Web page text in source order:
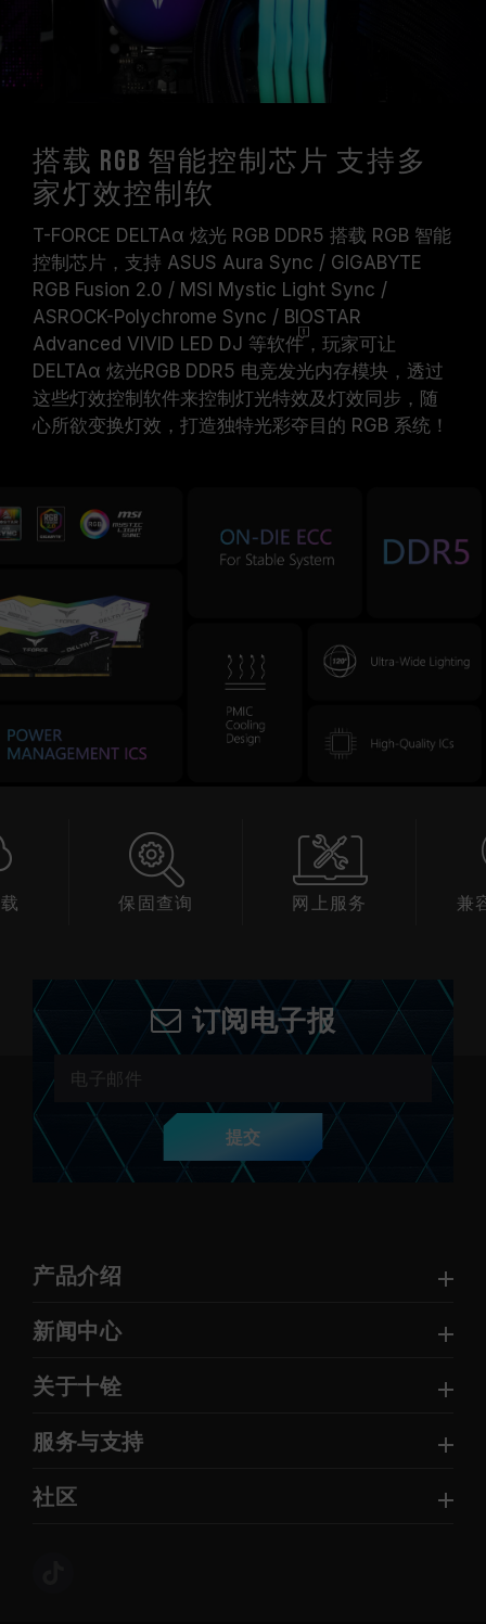
搭载 RGB 智能控制芯片 支持多
家灯效控制软
T-FORCE DELTAα 炫光 RGB DDR5 搭载 RGB 智能
控制芯片，支持 ASUS Aura Sync / GIGABYTE
RGB Fusion 2.0 / MSI Mystic Light Sync /
ASROCK-Polychrome Sync / BIOSTAR
Advanced VIVID LED DJ 等软件，玩家可让
DELTAα 炫光RGB DDR5 电竞发光内存模块，透过
这些灯效控制软件来控制灯光特效及灯效同步，随
心所欲变换灯效，打造独特光彩夺目的 RGB 系统！
网上服务 兼容性查询
订阅电子报
提交
产品介绍
新闻中心
关于十铨
服务与支持
社区